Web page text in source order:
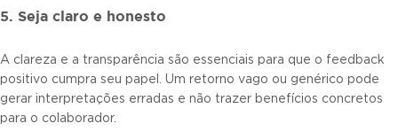
5. Seja claro e honesto
A clareza e a transparência são essenciais para que o feedback
positivo cumpra seu papel. Um retorno vago ou genérico pode
gerar interpretações erradas e não trazer benefícios concretos
para o colaborador.